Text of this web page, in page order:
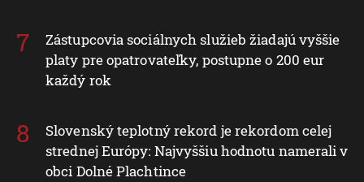
Zástupcovia sociálnych služieb žiadajú vyššie
platy pre opatrovateľky, postupne o 200 eur
každý rok
Slovenský teplotný rekord je rekordom celej
strednej Európy: Najvyššiu hodnotu namerali v
obci Dolné Plachtince